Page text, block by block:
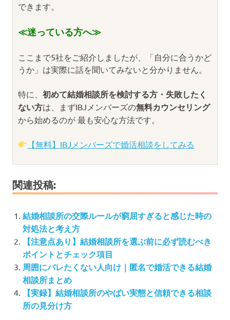
できます。
≪迷っている方へ≫
ここまで5社をご紹介しましたが、「自分に合うかど
うか」は実際に話を聞いてみないと分かりません。
特に、 初めて結婚相談所を検討する方・失敗したく
ない方は、まずIBJメンバーズの無料カウンセリング
から始めるのが 最も安心な方法です。
【無料】IBJメンバーズで婚活相談をしてみる
関連投稿:
結婚相談所の交際ルールが窮屈すぎると感じた時の
対処法と考え方
【注意点あり】結婚相談所を選ぶ前に必ず読むべき
ポイントとチェック項目
周囲にバレたくない人向け｜匿名で婚活できる結婚
相談所まとめ
【実録】結婚相談所のやばい実態と信頼できる相談
所の見分け方